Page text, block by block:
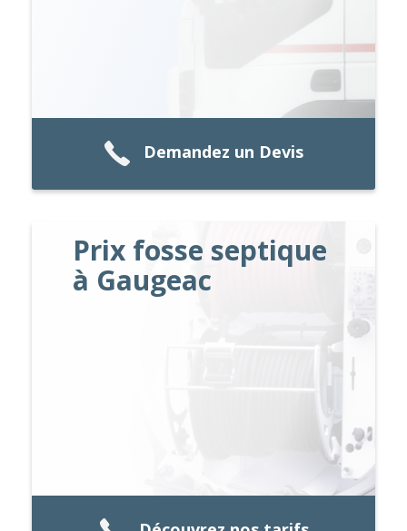
Demandez un Devis
Prix fosse septique
à Gaugeac